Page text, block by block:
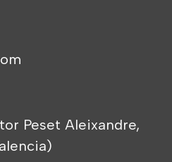
Peset Aleixandre,